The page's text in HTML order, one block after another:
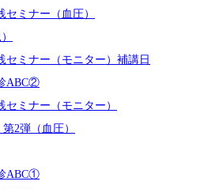
ミナー（血圧）
セミナー（モニター）補講日
ABC②
ミナー（モニター）
2弾（血圧）
ABC①